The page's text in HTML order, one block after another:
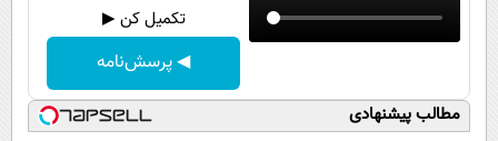
تکمیل کن ▶
◀ پرسش‌نامه
مطالب پیشنهادی